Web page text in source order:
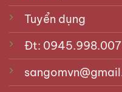
Tuyển dụng
Đt: 0945.998.007